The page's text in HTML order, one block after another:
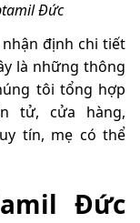
Đức
định chi tiết
là những thông
tôi tổng hợp
tử, cửa hàng,
tín, mẹ có thể
Đức